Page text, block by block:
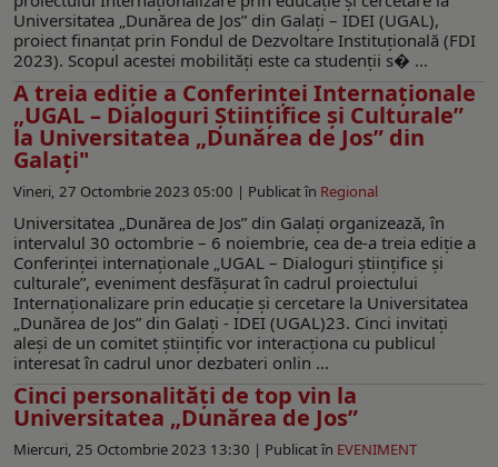
Universitatea „Dunărea de Jos” din Galaţi – IDEI (UGAL),
proiect finanţat prin Fondul de Dezvoltare Instituţională (FDI
2023). Scopul acestei mobilităţi este ca studenţii s� ...
A treia ediție a Conferinței Internaționale
„UGAL – Dialoguri Științifice și Culturale”
la Universitatea „Dunărea de Jos” din
Galați"
Vineri, 27 Octombrie 2023 05:00 | Publicat în Regional
Universitatea „Dunărea de Jos” din Galați organizează, în
intervalul 30 octombrie – 6 noiembrie, cea de-a treia ediție a
Conferinței internaționale „UGAL – Dialoguri științifice și
culturale”, eveniment desfășurat în cadrul proiectului
Internaționalizare prin educație și cercetare la Universitatea
„Dunărea de Jos” din Galați - IDEI (UGAL)23. Cinci invitați
aleși de un comitet științific vor interacționa cu publicul
interesat în cadrul unor dezbateri onlin ...
Cinci personalități de top vin la
Universitatea „Dunărea de Jos”
Miercuri, 25 Octombrie 2023 13:30 | Publicat în EVENIMENT